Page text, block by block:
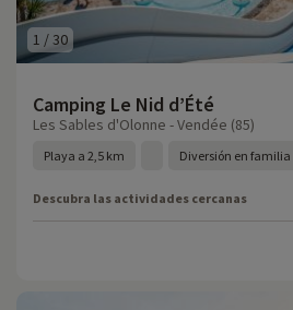
1 /30
Camping Le Nid d’Été
Les Sables d'Olonne - Vendée (85)
Playa a 2,5 km Diversión en familia
Descubra las actividades cercanas